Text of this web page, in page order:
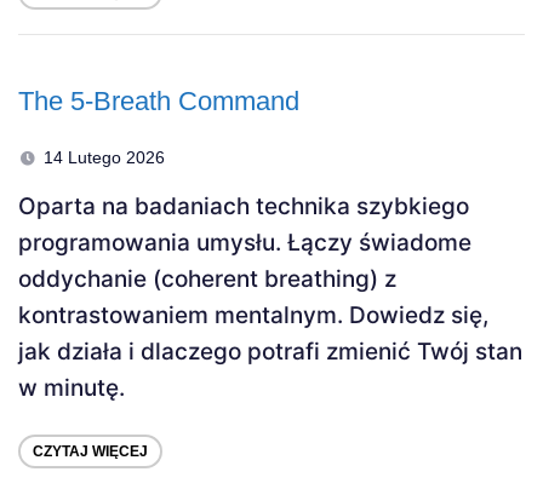
The 5-Breath Command
14 Lutego 2026
Oparta na badaniach technika szybkiego
programowania umysłu. Łączy świadome
oddychanie (coherent breathing) z
kontrastowaniem mentalnym. Dowiedz się,
jak działa i dlaczego potrafi zmienić Twój stan
w minutę.
CZYTAJ WIĘCEJ